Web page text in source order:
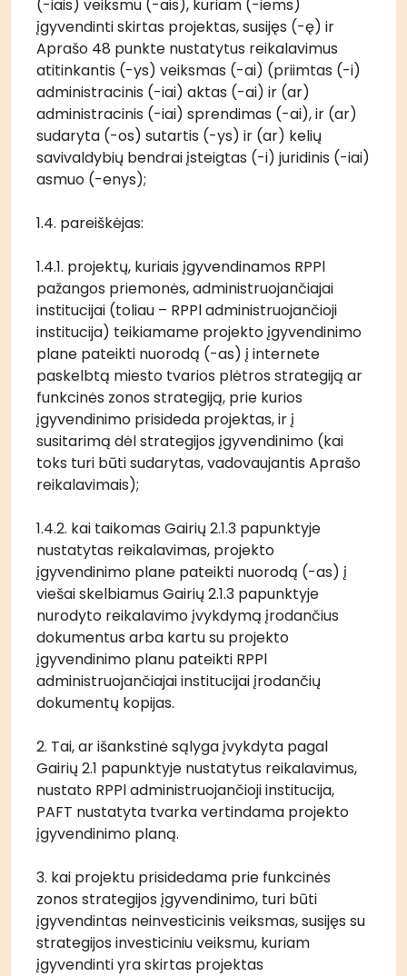
(-iais) veiksmu (-ais), kuriam (-iems)
įgyvendinti skirtas projektas, susijęs (-ę) ir
Aprašo 48 punkte nustatytus reikalavimus
atitinkantis (-ys) veiksmas (-ai) (priimtas (-i)
administracinis (-iai) aktas (-ai) ir (ar)
administracinis (-iai) sprendimas (-ai), ir (ar)
sudaryta (-os) sutartis (-ys) ir (ar) kelių
savivaldybių bendrai įsteigtas (-i) juridinis (-iai)
asmuo (-enys);
1.4. pareiškėjas:
1.4.1. projektų, kuriais įgyvendinamos RPPl
pažangos priemonės, administruojančiajai
institucijai (toliau – RPPl administruojančioji
institucija) teikiamame projekto įgyvendinimo
plane pateikti nuorodą (-as) į internete
paskelbtą miesto tvarios plėtros strategiją ar
funkcinės zonos strategiją, prie kurios
įgyvendinimo prisideda projektas, ir į
susitarimą dėl strategijos įgyvendinimo (kai
toks turi būti sudarytas, vadovaujantis Aprašo
reikalavimais);
1.4.2. kai taikomas Gairių 2.1.3 papunktyje
nustatytas reikalavimas, projekto
įgyvendinimo plane pateikti nuorodą (-as) į
viešai skelbiamus Gairių 2.1.3 papunktyje
nurodyto reikalavimo įvykdymą įrodančius
dokumentus arba kartu su projekto
įgyvendinimo planu pateikti RPPl
administruojančiajai institucijai įrodančių
dokumentų kopijas.
2. Tai, ar išankstinė sąlyga įvykdyta pagal
Gairių 2.1 papunktyje nustatytus reikalavimus,
nustato RPPl administruojančioji institucija,
PAFT nustatyta tvarka vertindama projekto
įgyvendinimo planą.
3. kai projektu prisidedama prie funkcinės
zonos strategijos įgyvendinimo, turi būti
įgyvendintas neinvesticinis veiksmas, susijęs su
strategijos investiciniu veiksmu, kuriam
įgyvendinti yra skirtas projektas